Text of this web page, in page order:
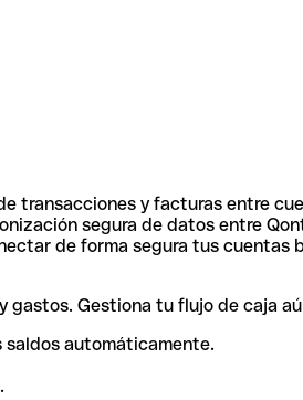
transacciones y facturas entre
segura de datos entre
de forma segura tus cuentas
Gestiona tu flujo de caja
automáticamente.